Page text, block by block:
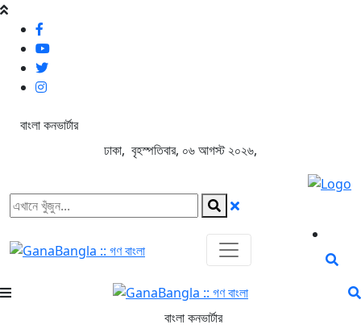
বাংলা কনভার্টার
ঢাকা, বৃহস্পতিবার, ০৬ আগস্ট ২০২৬,
বাংলা কনভার্টার